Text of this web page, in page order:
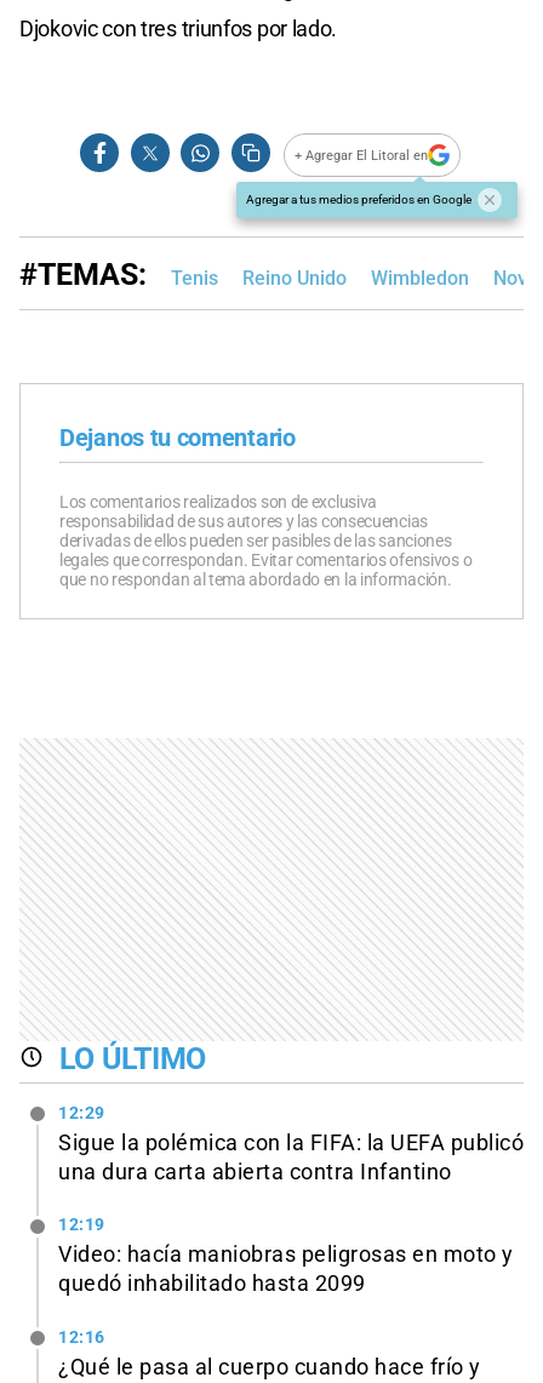
Djokovic con tres triunfos por lado.
+ Agregar El Litoral en
Agregar a tus medios preferidos en Google
#TEMAS: Tenis Reino Unido Wimbledon
Dejanos tu comentario
Los comentarios realizados son de exclusiva
responsabilidad de sus autores y las consecuencias
derivadas de ellos pueden ser pasibles de las sanciones
legales que correspondan. Evitar comentarios ofensivos o
que no respondan al tema abordado en la información.
LO ÚLTIMO
12:29
Sigue la polémica con la FIFA: la UEFA publicó
una dura carta abierta contra Infantino
12:19
Video: hacía maniobras peligrosas en moto y
quedó inhabilitado hasta 2099
12:16
¿Qué le pasa al cuerpo cuando hace frío y